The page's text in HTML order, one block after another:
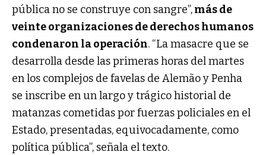
pública no se construye con sangre”,más de
veinte organizaciones de derechos humanos
condenaron la operación. “La masacre que se
desarrolla desde las primeras horas del martes
en los complejos de favelas de Alemão y Penha
se inscribe en un largo y trágico historial de
matanzas cometidas por fuerzas policiales en el
Estado, presentadas, equivocadamente, como
política pública”, señala el texto.